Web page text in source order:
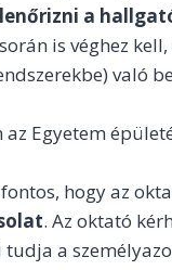
a
is véghez
való
az Egyetem
hogy az
. Az oktató
a